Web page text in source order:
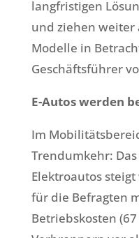
langfristigen
und ziehen weiter
Modelle in
Geschäftsführer
E-Autos werden
Im
Trendumkehr:
Elektroautos
für die Befragten
Betriebskosten